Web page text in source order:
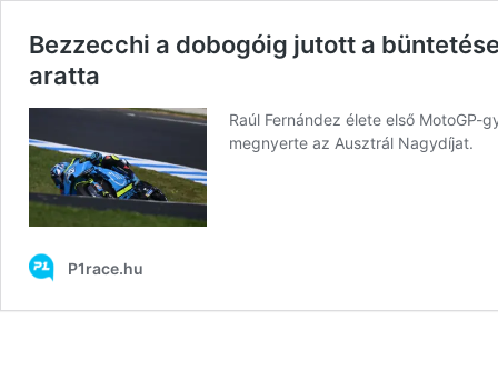
Bezzecchi a dobogóig jutott a
aratta
Raúl Fernández élete első MotoGP-
megnyerte az Ausztrál Nagydíjat.
P1race.hu